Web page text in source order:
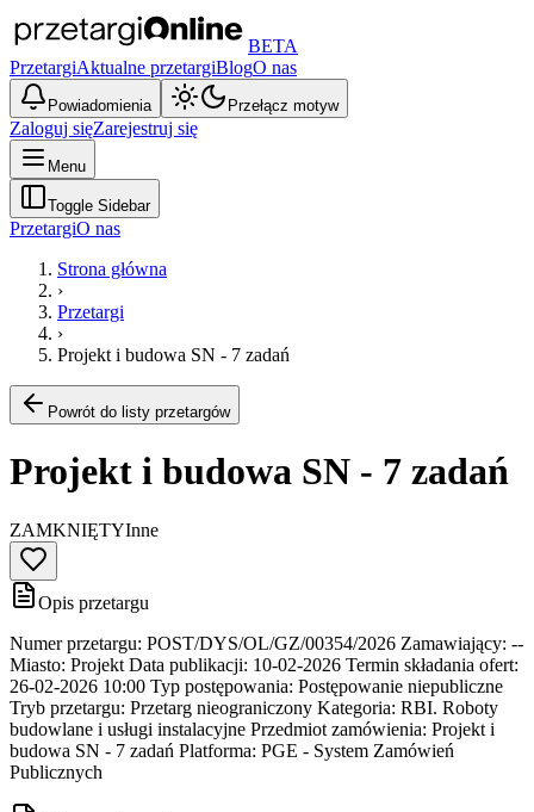
BETA
PrzetargiAktualne przetargiBlogO nas
Powiadomienia Przełącz motyw
Zaloguj sięZarejestruj się
Menu
Toggle Sidebar
PrzetargiO nas
Strona główna
›
Przetargi
›
Projekt i budowa SN - 7 zadań
Powrót do listy przetargów
Projekt i budowa SN - 7 zadań
ZAMKNIĘTYInne
Opis przetargu
Numer przetargu: POST/DYS/OL/GZ/00354/2026 Zamawiający: --
Miasto: Projekt Data publikacji: 10-02-2026 Termin składania ofert:
26-02-2026 10:00 Typ postępowania: Postępowanie niepubliczne
Tryb przetargu: Przetarg nieograniczony Kategoria: RBI. Roboty
budowlane i usługi instalacyjne Przedmiot zamówienia: Projekt i
budowa SN - 7 zadań Platforma: PGE - System Zamówień
Publicznych